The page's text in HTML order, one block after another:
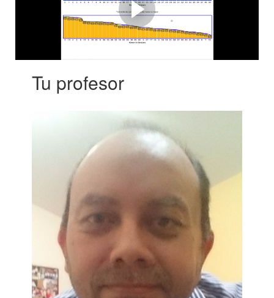
Esta estrategia es la clave para una buena preparación
en poco tiempo
Tu profesor